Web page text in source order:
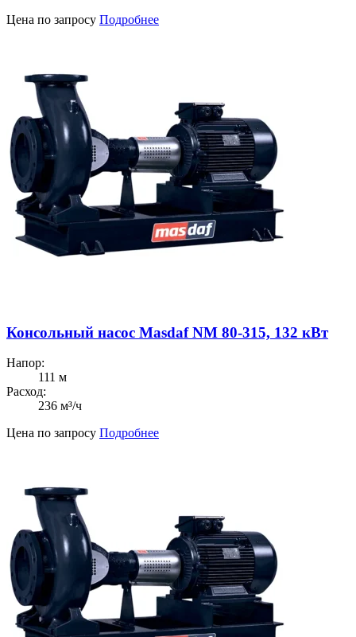
Цена по запросу Подробнее
Консольный насос Masdaf NM 80-315, 132 кВт
Напор:
111 м
Расход:
236 м³/ч
Цена по запросу Подробнее